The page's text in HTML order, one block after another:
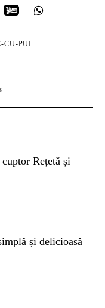
CU-PUI
Rețetă și
și delicioasă